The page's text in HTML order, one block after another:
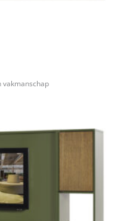
vakmanschap